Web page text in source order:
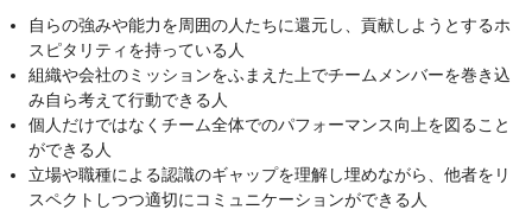
自らの強みや能力を周囲の人たちに還元し、貢献しようとするホ
スピタリティを持っている人
組織や会社のミッションをふまえた上でチームメンバーを巻き込
み自ら考えて行動できる人
個人だけではなくチーム全体でのパフォーマンス向上を図ること
ができる人
立場や職種による認識のギャップを理解し埋めながら、他者をリ
スペクトしつつ適切にコミュニケーションができる人